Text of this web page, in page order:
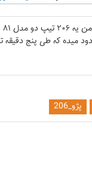
دود میده که طی پنج
پژو_206